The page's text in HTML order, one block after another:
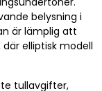
belysning i
är lämplig att
elliptisk modell
tullavgifter,